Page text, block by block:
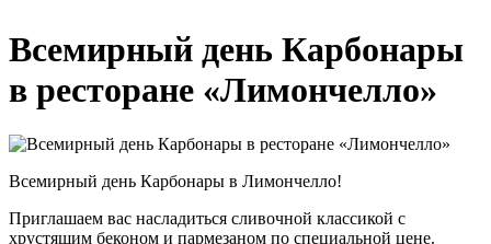
Всемирный день Карбонары
в ресторане «Лимончелло»
Всемирный день Карбонары в Лимончелло!
Приглашаем вас насладиться сливочной классикой с
хрустящим беконом и пармезаном по специальной цене.